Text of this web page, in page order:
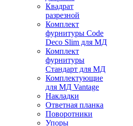
Квадрат
разрезной
Комплект
фурнитуры Code
Deco Slim для МД
Комплект
фурнитуры
Стандарт для МД
Комплектующие
для МД Vantage
Накладки
Ответная планка
Поворотники
Упоры